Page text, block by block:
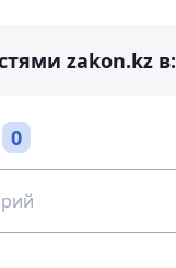
zakon.kz в:
0